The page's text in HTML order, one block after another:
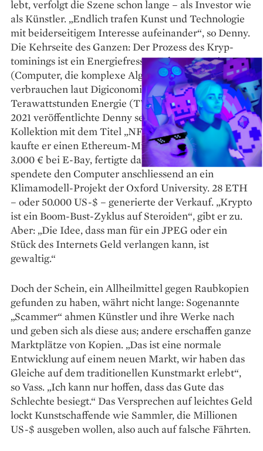
lebt, verfolgt die Szene schon lange – als Investor wie
als Künstler. „Endlich trafen Kunst und Technologie
mit beiderseitigem Interesse aufeinander“, so Denny.
Die Kehrseite des Ganzen: Der Prozess des Kryp­
tominings ist ein Energiefresser. Ethereum-Miner
(Computer, die komplexe Algorithmen lösen) allein
verbrauchen laut Digiconomist mehr als 42
Terawattstunden Energie (TWh) pro Jahr. Im März
2021 veröffentlichte Denny seine erste NFT-
Kollektion mit dem Titel „NFT Mine Offsets“. Dafür
kaufte er einen Ethereum-Mining-­Computer für
3.000 € bei E-Bay, fertigte darauf sein NFT und
spendete den Computer anschliessend an ein
Klimamodell-Projekt der Oxford University. 28 ETH
– oder 50.000 US-$ – generierte der Verkauf. „Krypto
ist ein Boom-Bust-­Zyklus auf Steroiden“, gibt er zu.
Aber: „Die Idee, dass man für ein JPEG oder ein
Stück des Internets Geld verlangen kann, ist
gewaltig.“
Doch der Schein, ein Allheil­mittel gegen Raubkopien
gefunden zu haben, währt nicht lange: Sogenannte
„Scammer“ ahmen Künstler und ihre Werke nach
und geben sich als diese aus; andere erschaffen ganze
Marktplätze von Kopien. „Das ist eine normale
Entwicklung auf einem neuen Markt, wir haben das
Gleiche auf dem traditionellen Kunstmarkt erlebt“,
so Vass. „Ich kann nur hoffen, dass das Gute das
Schlechte besiegt.“ Das Versprechen auf leichtes Geld
lockt Kunstschaffende wie Sammler, die Millionen
US-$ ausgeben wollen, also auch auf falsche Fährten.